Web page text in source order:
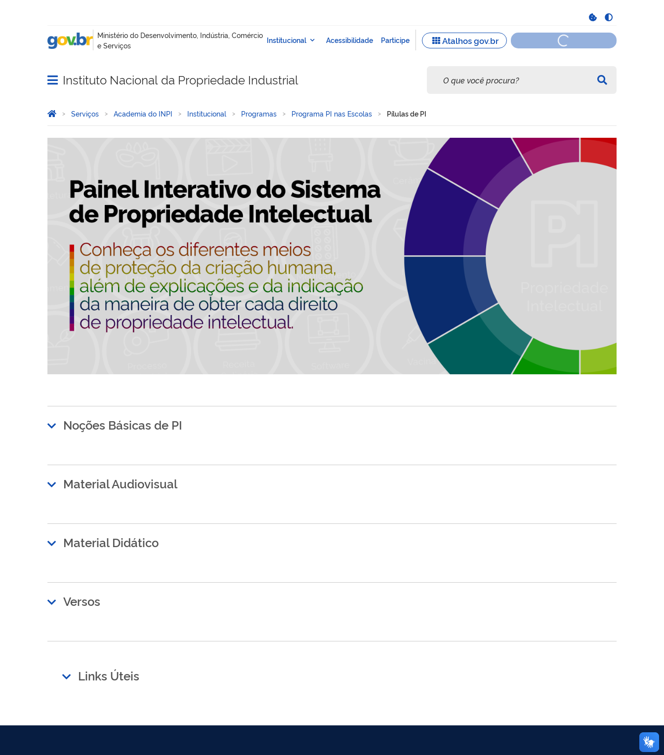
Abrir menu principal de navegação
Instituto Nacional da Propriedade Industrial
Você está aqui:
Página Inicial
Serviços Academia do INPI Institucional Programas Programa PI nas Escolas Pílulas de PI
Pílulas de PI
Noções Básicas de PI
Material Audiovisual
Material Didático
Versos
Links Úteis